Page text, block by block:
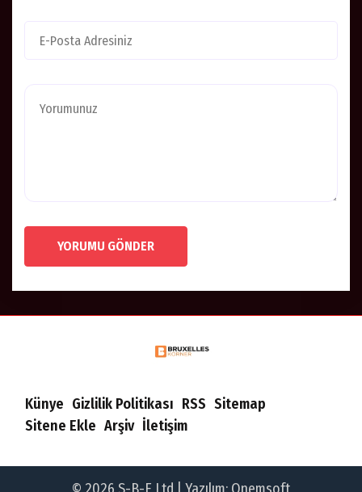
YORUMU GÖNDER
Künye Gizlilik Politikası RSS Sitemap
Sitene Ekle Arşiv İletişim